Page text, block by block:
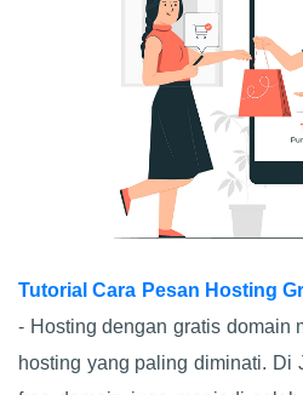
Tutorial Cara Pesan Hosting
- Hosting dengan gratis domain
hosting yang paling diminati. Di